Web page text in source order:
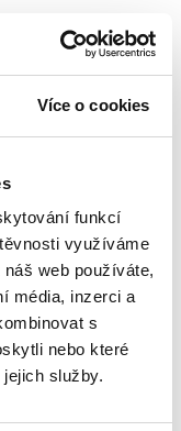
Více o cookies
funkcí
využíváme
web používáte,
média, inzerci a
s
nebo které
služby.